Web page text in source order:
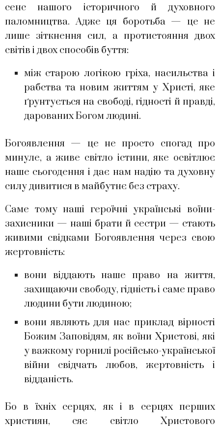
сенс нашого історичного й духовного
паломництва. Адже ця боротьба — це не
лише зіткнення сил, а протистояння двох
світів і двох способів буття:
між старою логікою гріха, насильства і
рабства та новим життям у Христі, яке
ґрунтується на свободі, гідності й правді,
дарованих Богом людині.
Богоявлення — це не просто спогад про
минуле, а живе світло істини, яке освітлює
наше сьогодення і дає нам надію та духовну
силу дивитися в майбутнє без страху.
Саме тому наші героїчні українські воїни-
захисники — наші брати й сестри — стають
живими свідками Богоявлення через свою
жертовність:
вони віддають наше право на життя,
захищаючи свободу, гідність і саме право
людини бути людиною;
вони являють для нас приклад вірності
Божим Заповідям, як воїни Христові, які
у важкому горнилі російсько-української
війни свідчать любов, жертовність і
відданість.
Бо в їхніх серцях, як і в серцях перших
християн, сяє світло Христового